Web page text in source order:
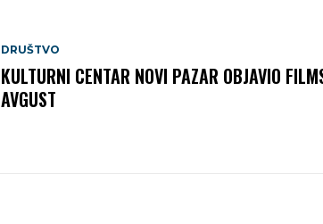
DRUŠTVO
KULTURNI CENTAR NOVI PAZAR OBJAVIO
AVGUST